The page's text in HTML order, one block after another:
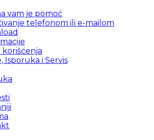
vam je pomoć
telefonom ili e-mailom
korišćenja
Isporuka i Servis